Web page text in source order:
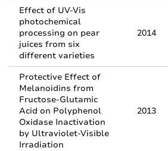
Effect of UV-Vis
photochemical
processing on pear
juices from six
different varieties
2014
Protective Effect of
Melanoidins from
Fructose-Glutamic
Acid on Polyphenol
Oxidase Inactivation
by Ultraviolet-Visible
Irradiation
2013